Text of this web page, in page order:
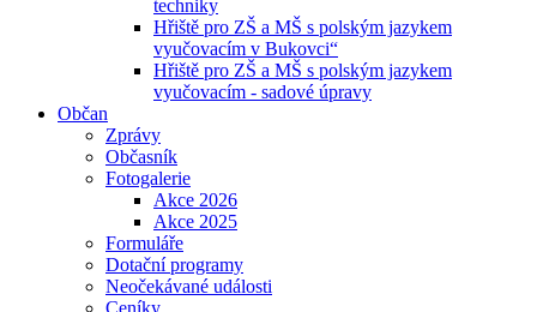
techniky
Hřiště pro ZŠ a MŠ s polským jazykem
vyučovacím v Bukovci“
Hřiště pro ZŠ a MŠ s polským jazykem
vyučovacím - sadové úpravy
Občan
Zprávy
Občasník
Fotogalerie
Akce 2026
Akce 2025
Formuláře
Dotační programy
Neočekávané události
Ceníky